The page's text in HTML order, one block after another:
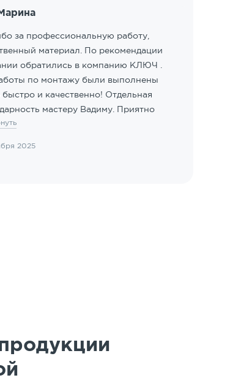
за профессиональную работу,
материал. По рекомендации
обратились в компанию КЛЮЧ .
по монтажу были выполнены
быстро и качественно! Отдельная
мастеру Вадиму. Приятно
дело с профессионалами!
2025